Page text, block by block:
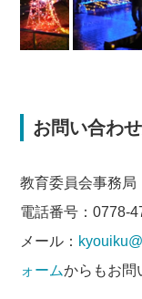
お問い合わ
教育委員会事務局
電話番号：0778-
メール：
ォームからもお問